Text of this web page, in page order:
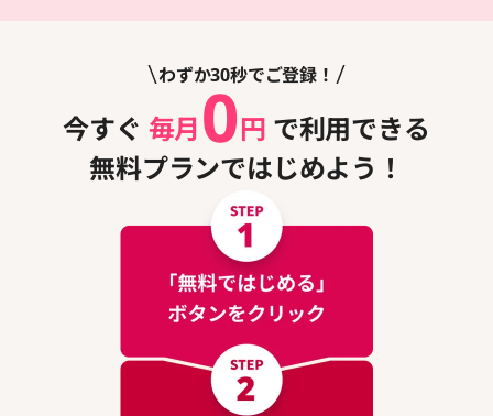
わずか30秒でご登録！
今すぐ 毎月0円 で利用できる
無料プランではじめよう！